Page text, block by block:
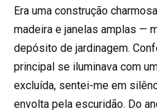
Era uma construção
madeira e janelas amplas —
depósito de jardinagem.
principal se iluminava com
excluída, sentei-me em
envolta pela escuridão. Do